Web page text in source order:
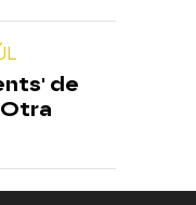
de
Otra